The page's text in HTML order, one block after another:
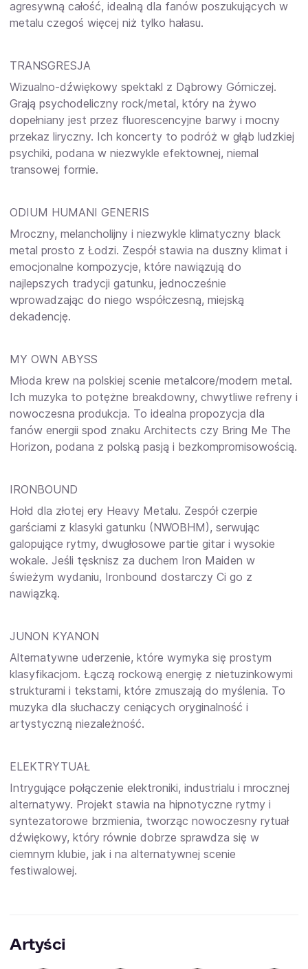
agresywną całość, idealną dla fanów poszukujących w
metalu czegoś więcej niż tylko hałasu.
TRANSGRESJA
Wizualno-dźwiękowy spektakl z Dąbrowy Górniczej.
Grają psychodeliczny rock/metal, który na żywo
dopełniany jest przez fluorescencyjne barwy i mocny
przekaz liryczny. Ich koncerty to podróż w głąb ludzkiej
psychiki, podana w niezwykle efektownej, niemal
transowej formie.
ODIUM HUMANI GENERIS
Mroczny, melancholijny i niezwykle klimatyczny black
metal prosto z Łodzi. Zespół stawia na duszny klimat i
emocjonalne kompozycje, które nawiązują do
najlepszych tradycji gatunku, jednocześnie
wprowadzając do niego współczesną, miejską
dekadencję.
MY OWN ABYSS
Młoda krew na polskiej scenie metalcore/modern metal.
Ich muzyka to potężne breakdowny, chwytliwe refreny i
nowoczesna produkcja. To idealna propozycja dla
fanów energii spod znaku Architects czy Bring Me The
Horizon, podana z polską pasją i bezkompromisowością.
IRONBOUND
Hołd dla złotej ery Heavy Metalu. Zespół czerpie
garściami z klasyki gatunku (NWOBHM), serwując
galopujące rytmy, dwugłosowe partie gitar i wysokie
wokale. Jeśli tęsknisz za duchem Iron Maiden w
świeżym wydaniu, Ironbound dostarczy Ci go z
nawiązką.
JUNON KYANON
Alternatywne uderzenie, które wymyka się prostym
klasyfikacjom. Łączą rockową energię z nietuzinkowymi
strukturami i tekstami, które zmuszają do myślenia. To
muzyka dla słuchaczy ceniących oryginalność i
artystyczną niezależność.
ELEKTRYTUAŁ
Intrygujące połączenie elektroniki, industrialu i mrocznej
alternatywy. Projekt stawia na hipnotyczne rytmy i
syntezatorowe brzmienia, tworząc nowoczesny rytuał
dźwiękowy, który równie dobrze sprawdza się w
ciemnym klubie, jak i na alternatywnej scenie
festiwalowej.
Artyści